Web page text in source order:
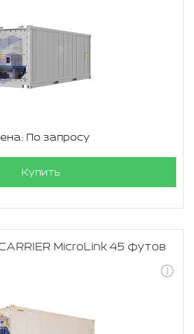
По запросу
Купить
MicroLink 45 футов